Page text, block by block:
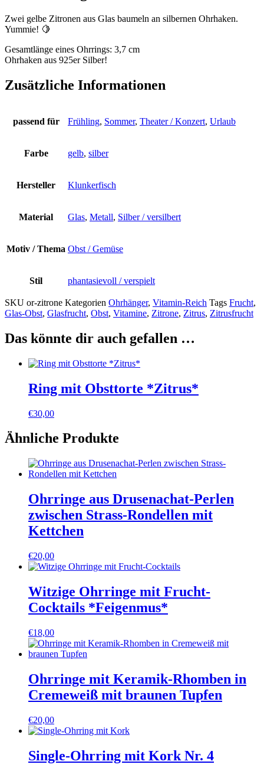
Zwei gelbe Zitronen aus Glas baumeln an silbernen Ohrhaken.
Yummie! 🍋
Gesamtlänge eines Ohrrings: 3,7 cm
Ohrhaken aus 925er Silber!
Zusätzliche Informationen
passend für Frühling, Sommer, Theater / Konzert, Urlaub
Farbe gelb, silber
Hersteller Klunkerfisch
Material Glas, Metall, Silber / versilbert
Motiv / Thema Obst / Gemüse
Stil phantasievoll / verspielt
SKU or-zitrone Kategorien Ohrhänger, Vitamin-Reich Tags Frucht,
Glas-Obst, Glasfrucht, Obst, Vitamine, Zitrone, Zitrus, Zitrusfrucht
Das könnte dir auch gefallen …
Ring mit Obsttorte *Zitrus*
€30,00
Ähnliche Produkte
Ohrringe aus Drusenachat-Perlen
zwischen Strass-Rondellen mit
Kettchen
€20,00
Witzige Ohrringe mit Frucht-
Cocktails *Feigenmus*
€18,00
Ohrringe mit Keramik-Rhomben in
Cremeweiß mit braunen Tupfen
€20,00
Single-Ohrring mit Kork Nr. 4